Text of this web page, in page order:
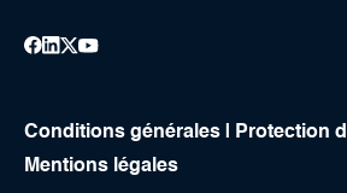
Conditions générales Protection
Mentions légales